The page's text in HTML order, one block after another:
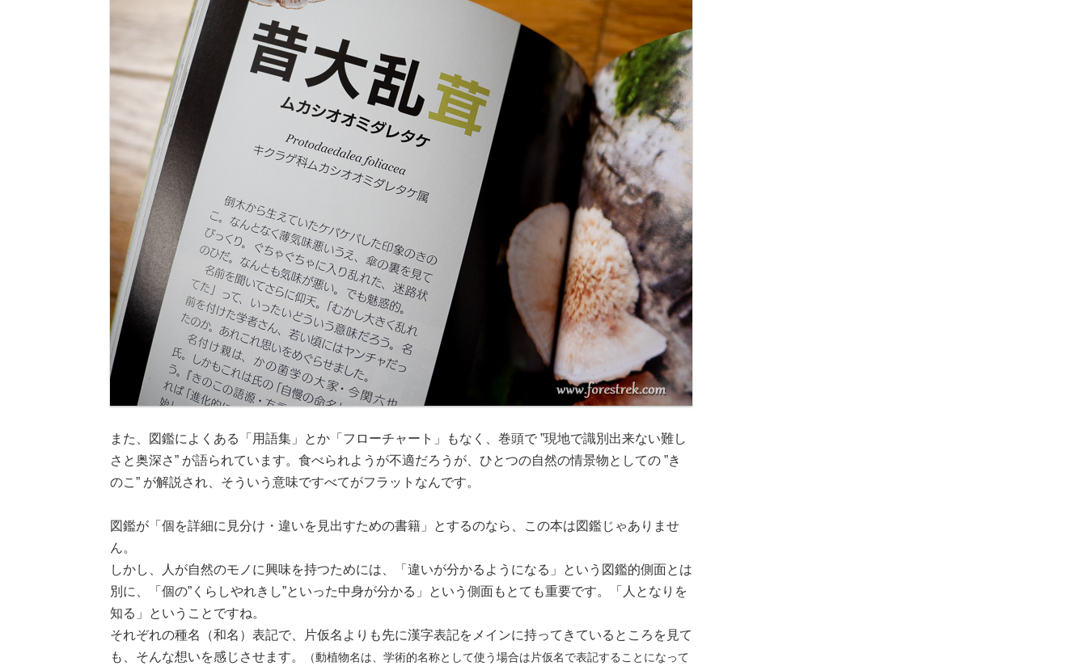
また、図鑑によくある「用語集」とか「フローチャート」もなく、巻頭で ”現地で識別出来ない難し
さと奥深さ” が語られています。食べられようが不適だろうが、ひとつの自然の情景物としての ”き
のこ” が解説され、そういう意味ですべてがフラットなんです。
図鑑が「個を詳細に見分け・違いを見出すための書籍」とするのなら、この本は図鑑じゃありませ
ん。
しかし、人が自然のモノに興味を持つためには、「違いが分かるようになる」という図鑑的側面とは
別に、「個の”くらしやれきし”といった中身が分かる」という側面もとても重要です。「人となりを
知る」ということですね。
それぞれの種名（和名）表記で、片仮名よりも先に漢字表記をメインに持ってきているところを見て
も、そんな想いを感じさせます。
（動植物名は、学術的名称として使う場合は片仮名で表記することになって